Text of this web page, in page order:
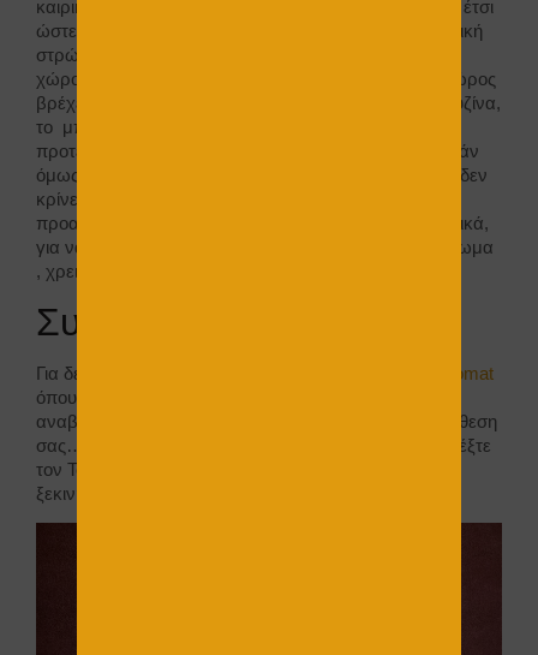
καιρικών συνθηκών. Το στέγνωμα του είναι σύντομο έτσι
ώστε να μπορεί να εφαρμοστεί και η αδιαβροχοποιητική
στρώση. Εφόσον το επιθυμείτε στον εσωτερικό σας
χώρο, εκτός και εάν απαιτείται. Δηλαδή εάν ένας χώρος
βρέχεται ή δέχεται υγρασία , εσωτερικά , όπως η κουζίνα,
το μπάνιο, ‘η κάποιος επαγγελματικός χώρος ,
προτείνουμε μία διπλή στρώση αδιαβροχοποίησης. Εάν
όμως μιλάμε για το καθιστικό ή το υπνοδωμάτιό σας, δεν
κρίνεται απαραίτητη η αδιαβροχοποίηση αλλά
προαιρετική. Α! Και μην ξεχνάμε, ότι όπως όλα τα υλικά,
για να κάνουν καλή πρόσφυση στο εκάστοτε υπόστρωμα
, χρειάζονται και το απαιτούμενο αστάρι.
Συμπεράσματα :
Για δείγματα δουλειάς διατίθεται
το showroom της Evomat
όπου εκεί θα δείτε και άλλα υλικά, που μπορεί να
αναβαθμίσουν το χώρο σας και κατ’ επέκταση τη διάθεση
σας… Ενώ για μία σωστή εφαρμογή του υλικού επιλέξτε
τον Terxnognostis και ζητήστε προσφορά για να
ξεκινήσετε το έργο σας ,